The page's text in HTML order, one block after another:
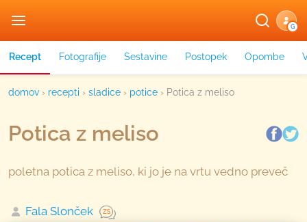
G
Recept Fotografije Sestavine Postopek Opombe
domov › recepti › sladice › potice › Potica z meliso
Potica z meliso
poletna potica z meliso, ki jo je na vrtu vedno preveč
Fala Slonček